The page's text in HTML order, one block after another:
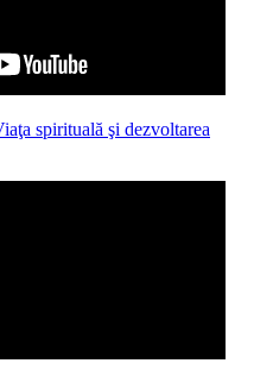
spirituală şi dezvoltarea